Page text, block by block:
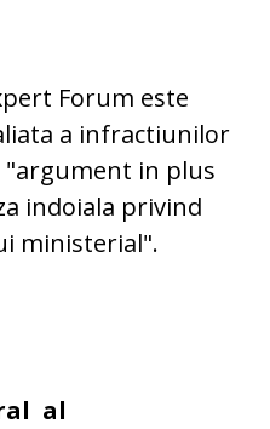
Forum este
a infractiunilor
in plus
indoiala privind
ministerial".
al